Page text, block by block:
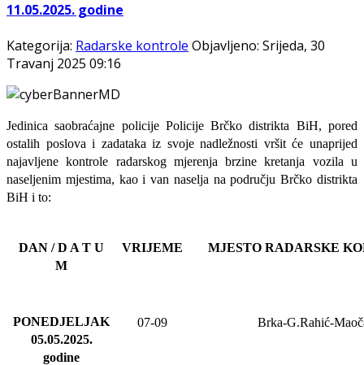
11.05.2025. godine
Kategorija: Radarske kontrole Objavljeno: Srijeda, 30
Travanj 2025 09:16
Jedinica saobraćajne policije Policije Brčko distrikta BiH, pored
ostalih poslova i zadataka iz svoje nadležnosti vršit će unaprijed
najavljene kontrole radarskog mjerenja brzine kretanja vozila u
naseljenim mjestima, kao i van naselja na području Brčko distrikta
BiH i to:
DAN / D A T U
M
VRIJEME MJESTO RADARSKE
PONEDJELJAK
05.05.2025.
godine
07-09 Brka-G.Rahić-